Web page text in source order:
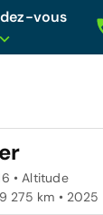
vous
• Altitude
275 km • 2025